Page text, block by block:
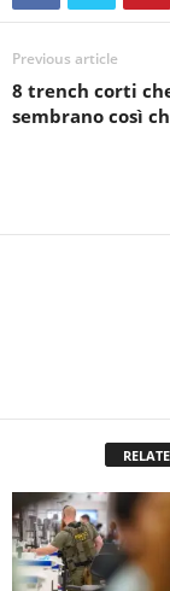
Previous article
8 trench corti
sembrano così